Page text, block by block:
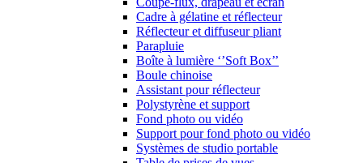
Cadre à gélatine et réflecteur
Réflecteur et diffuseur pliant
Parapluie
Boîte à lumière ‘’Soft Box’’
Boule chinoise
Assistant pour réflecteur
Polystyrène et support
Fond photo ou vidéo
Support pour fond photo ou vidéo
Systèmes de studio portable